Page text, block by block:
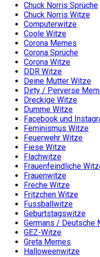
Chuck Norris Sprüche
Chuck Norris Witze
Computerwitze
Coole Witze
Corona Memes
Corona Sprüche
Corona Witze
DDR Witze
Deine Mutter Witze
Dirty / Perverse
Dreckige Witze
Dumme Witze
Facebook und
Feminismus Witze
Feuerwehr Witze
Fiese Witze
Flachwitze
Frauenfeindliche
Frauenwitze
Freche Witze
Fritzchen Witze
Fussballwitze
Geburtstagswitze
Germans / Deutsche
GEZ-Witze
Greta Memes
Halloweenwitze